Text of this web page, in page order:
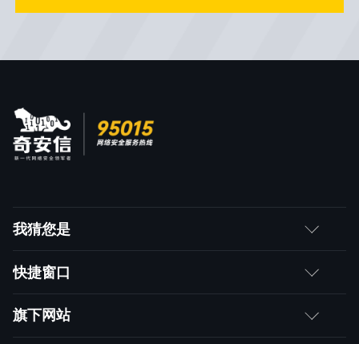
我猜您是
客户
合作伙伴
快捷窗口
如何购买
旗下网站